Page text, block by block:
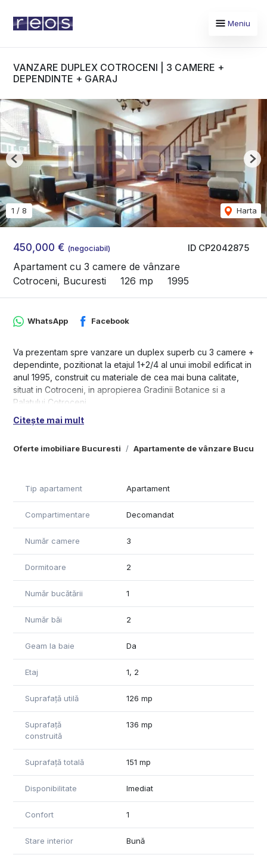
Meniu
VANZARE DUPLEX COTROCENI | 3 CAMERE +
DEPENDINTE + GARAJ
ID CP2042875
450,000 € (negociabil)
Apartament cu 3 camere de vânzare
Cotroceni, Bucuresti
126 mp 1995
1 / 8 Harta
Previous
Oferte imobiliare Bucuresti Apartamente de vânzare
WhatsApp Facebook
Va prezentam spre vanzare un duplex superb cu 3 camere +
dependinte, pozitionat la etajul 1+2/4 al unui imobil edificat in
anul 1995, construit cu materiale de cea mai buna calitate,
situat in Cotroceni, in apropierea Gradinii Botanice si a
Palatului Cotroceni.
Apartamentul in suprafata de 118 mp este decomandat,
foarte bine impartit si a fost recent renovat. Se bucura de
Apartamentul dispune de finisaje de cea mai inalta calitate,
proprie si este disponibil pentru a fi ocupat imediat.
Momentan nu detinem informatii legate de clasa energetica a
proprietatii.
Pentru vizionari sau pentru mai multe detalii, ne puteti
contacta.
Citește mai mult
Tip apartament Apartament
Compartimentare Decomandat
Număr camere 3
Dormitoare 2
Număr bucătării 1
Număr băi 2
Geam la baie Da
Etaj 1, 2
Suprafață utilă 126 mp
Suprafață
construită
136 mp
Suprafață totală 151 mp
Disponibilitate Imediat
Confort 1
Stare interior Bună